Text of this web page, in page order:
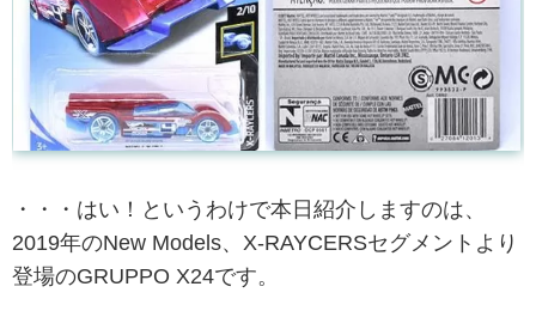
・・・はい！というわけで本日紹介しますのは、
2019年のNew Models、X-RAYCERSセグメントより
登場のGRUPPO X24です。